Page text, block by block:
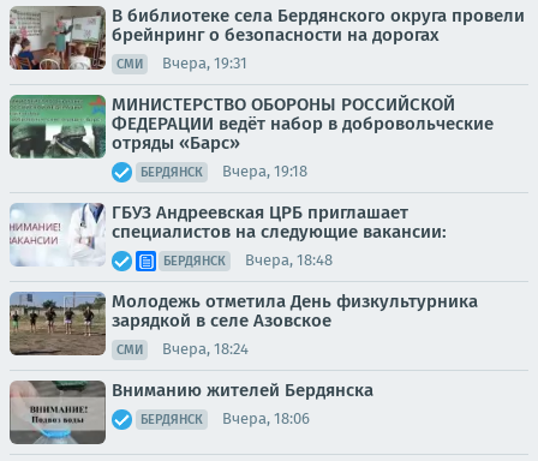
В библиотеке села Бердянского округа провели
брейнринг о безопасности на дорогах
СМИ Вчера, 19:31
МИНИСТЕРСТВО ОБОРОНЫ РОССИЙСКОЙ
ФЕДЕРАЦИИ ведёт набор в добровольческие
отряды «Барс»
БЕРДЯНСК Вчера, 19:18
ГБУЗ Андреевская ЦРБ приглашает
специалистов на следующие вакансии:
БЕРДЯНСК Вчера, 18:48
Молодежь отметила День физкультурника
зарядкой в селе Азовское
СМИ Вчера, 18:24
Вниманию жителей Бердянска
БЕРДЯНСК Вчера, 18:06